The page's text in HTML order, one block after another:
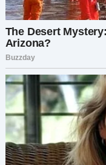
мою долю
готов этого
наши отношения.
Артёму это не
оправдывался,
жалость,
для меня. Но я
собиралась
мной.